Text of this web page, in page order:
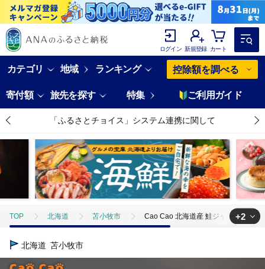
ログイン 新規登録 カート
カテゴリ 地域 ランキング 控除額を調べる
寄付額 旅先を探す 特集 ご利用ガイド
「ふるさとチョイス」システム連携に関して
TOP 北海道 苫小牧市 Cao Cao 北海道産 鮭ジャーキー
TOP
日用品・雑貨
+2
北海道 苫小牧市